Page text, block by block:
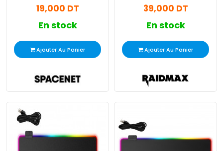
19,000 DT
En stock
Ajouter Au Panier
39,000 DT
En stock
Ajouter Au Panier